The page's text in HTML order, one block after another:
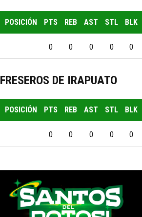
POSICIÓN PTS REB AST STL BLK
0 0 0 0 0
FRESEROS DE IRAPUATO
POSICIÓN PTS REB AST STL BLK
0 0 0 0 0